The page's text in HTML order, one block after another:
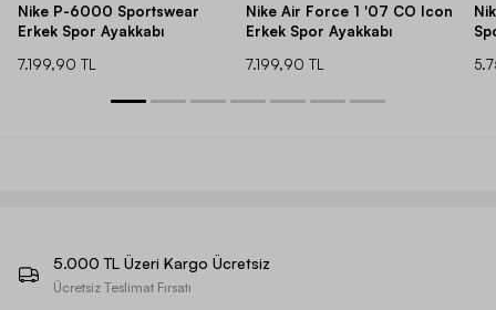
Nike P-6000 Sportswear
Erkek Spor Ayakkabı
7.199,90 TL
Nike Air Force 1 '07 CO Icon
Erkek Spor Ayakkabı
7.199,90 TL
5.000 TL Üzeri Kargo Ücretsiz
Ücretsiz Teslimat Fırsatı